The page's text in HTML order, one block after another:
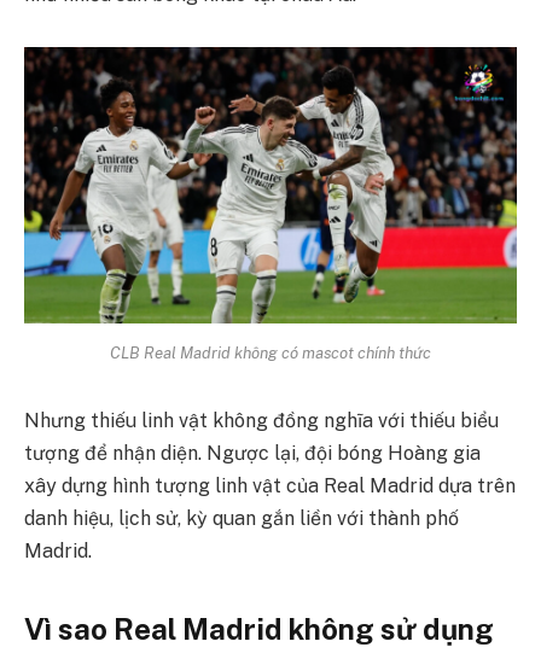
CLB Real Madrid không có mascot chính thức
Nhưng thiếu linh vật không đồng nghĩa với thiếu biểu
tượng để nhận diện. Ngược lại, đội bóng Hoàng gia
xây dựng hình tượng linh vật của Real Madrid dựa trên
danh hiệu, lịch sử, kỳ quan gắn liền với thành phố
Madrid.
Vì sao Real Madrid không sử dụng